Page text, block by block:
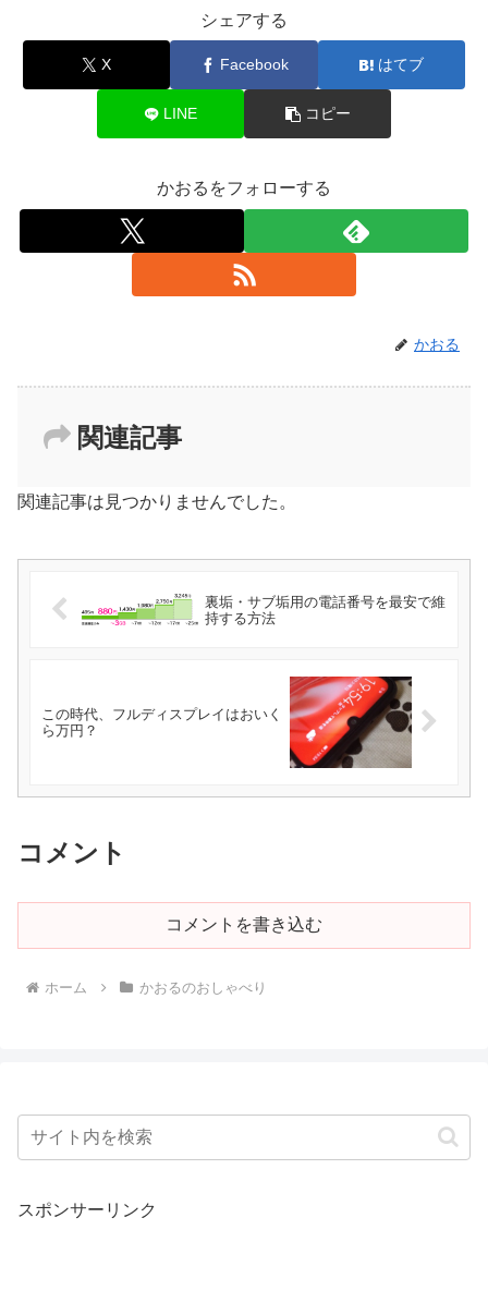
シェアする
X Facebook はてブ
LINE コピー
かおるをフォローする
かおる
関連記事
関連記事は見つかりませんでした。
裏垢・サブ垢用の電話番号を最安で維
持する方法
この時代、フルディスプレイはおいく
ら万円？
コメント
コメントを書き込む
ホーム かおるのおしゃべり
スポンサーリンク